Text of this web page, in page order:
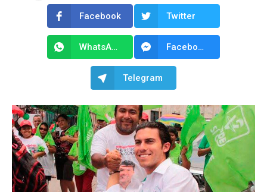
Facebook Twitter
WhatsApp Facebook Messenger
Telegram